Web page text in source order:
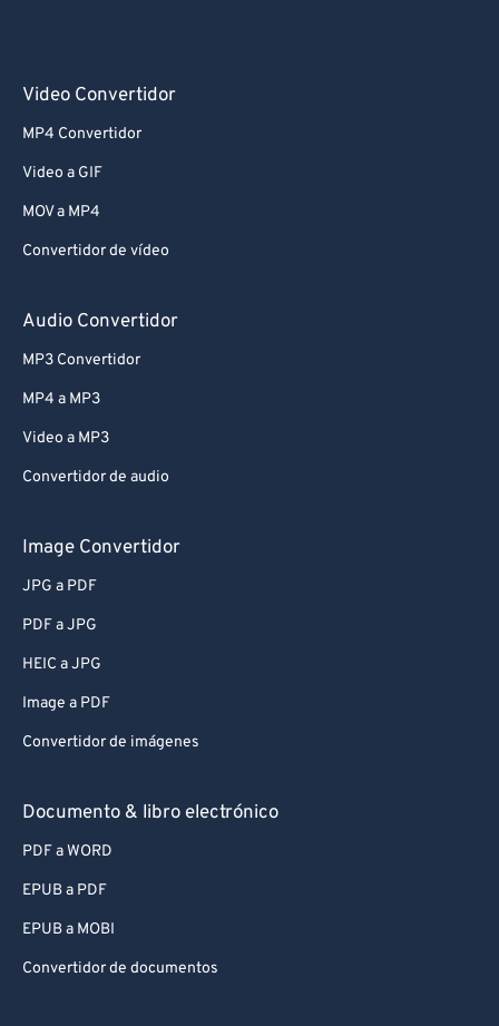
Video Convertidor
MP4 Convertidor
Video a GIF
MOV a MP4
Convertidor de vídeo
Audio Convertidor
MP3 Convertidor
MP4 a MP3
Video a MP3
Convertidor de audio
Image Convertidor
JPG a PDF
PDF a JPG
HEIC a JPG
Image a PDF
Convertidor de imágenes
Documento & libro electrónico
PDF a WORD
EPUB a PDF
EPUB a MOBI
Convertidor de documentos